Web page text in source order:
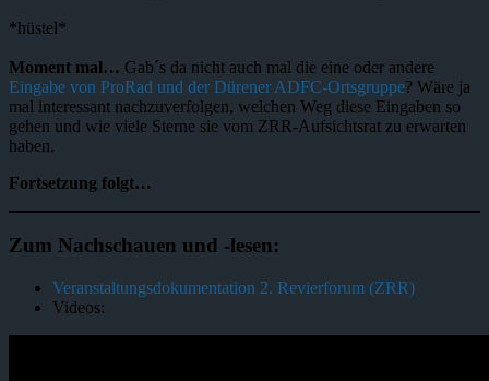
*hüstel*
Moment mal… Gab´s da nicht auch mal die eine oder andere
Eingabe von ProRad und der Dürener ADFC-Ortsgruppe? Wäre ja
mal interessant nachzuverfolgen, welchen Weg diese Eingaben so
gehen und wie viele Sterne sie vom ZRR-Aufsichtsrat zu erwarten
haben.
Fortsetzung folgt…
Zum Nachschauen und -lesen:
Veranstaltungsdokumentation 2. Revierforum (ZRR)
Videos: